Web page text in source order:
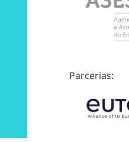
Parcerias: